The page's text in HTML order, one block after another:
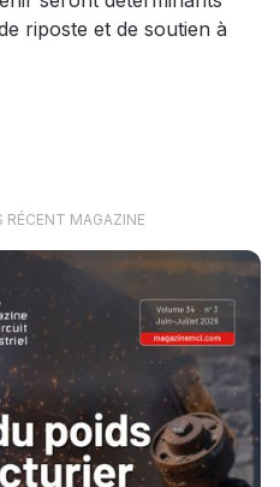
riposte et de soutien à
RÉCENT MAGAZINE